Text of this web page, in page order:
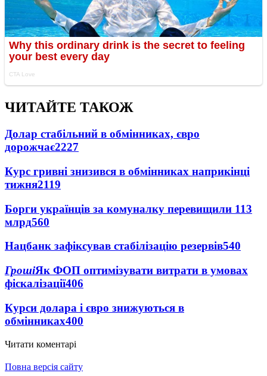
ЧИТАЙТЕ ТАКОЖ
Долар стабільний в обмінниках, євро
дорожчає2227
Курс гривні знизився в обмінниках наприкінці
тижня2119
Борги українців за комуналку перевищили 113
млрд560
Нацбанк зафіксував стабілізацію резервів540
ГрошіЯк ФОП оптимізувати витрати в умовах
фіскалізації406
Курси долара і євро знижуються в
обмінниках400
Читати коментарі
Повна версія сайту